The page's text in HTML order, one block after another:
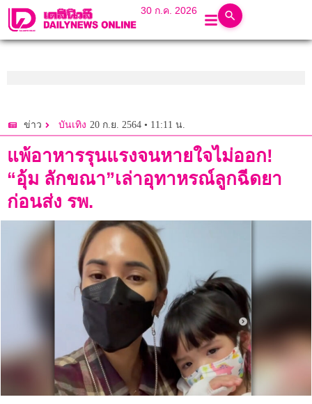
30 ก.ค. 2026
ข่าว บันเทิง 20 ก.ย. 2564 • 11:11 น.
แพ้อาหารรุนแรงจนหายใจไม่ออก!
“อุ้ม ลักขณา”เล่าอุทาหรณ์ลูกฉีดยา
ก่อนส่ง รพ.